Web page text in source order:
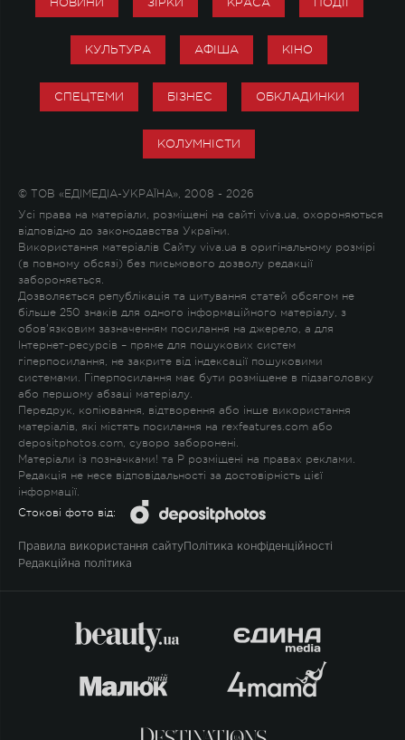
КУЛЬТУРА АФІША КІНО
СПЕЦТЕМИ БІЗНЕС ОБКЛАДИНКИ
КОЛУМНІСТИ
© ТОВ «ЕДІМЕДІА-УКРАЇНА», 2008 - 2026
Усі права на матеріали, розміщені на сайті viva.ua, охороняються
відповідно до законодавства України.
Використання матеріалів Сайту viva.ua в оригінальному розмірі
(в повному обсязі) без письмового дозволу редакції
забороняється.
Дозволяється републікація та цитування статей обсягом не
більше 250 знаків для одного інформаційного матеріалу, з
обов'язковим зазначенням посилання на джерело, а для
Інтернет-ресурсів – пряме для пошукових систем
гіперпосилання, не закрите від індексації пошуковими
системами. Гіперпосилання має бути розміщене в підзаголовку
або першому абзаці матеріалу.
Передрук, копіювання, відтворення або інше використання
матеріалів, які містять посилання на rexfeatures.com або
depositphotos.com, суворо заборонені.
Матеріали із позначками! та P розміщені на правах реклами.
Редакція не несе відповідальності за достовірність цієї
інформації.
Стокові фото від:
Правила використання сайту Політика конфіденційності
Редакційна політика